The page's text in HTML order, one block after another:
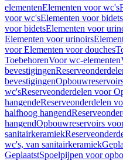
elementenElementen voor wc's
voor wc'sElementen voor bidets
voor bidetsElementen voor
Elementen voor urinoirs
voor Elementen voor douches
ToebehorenVoor wc-elementen
bevestigingen
bevestigingen
wc'sReserveonderdelen voor
hangendeReserveonderdelen
halfhoog hangend
hangendOpbouwreservoirs
sanitairkeramiek
wc's, van sanitairkeramiek
GeplaatstSpoelpijpen voor